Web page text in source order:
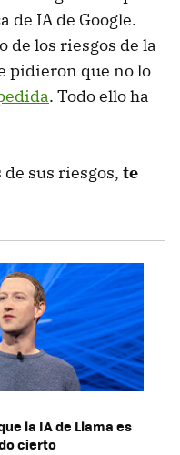
de IA de Google.
de los riesgos de la
pidieron que no lo
. Todo ello ha
sus riesgos, te
la IA de Llama es
cierto